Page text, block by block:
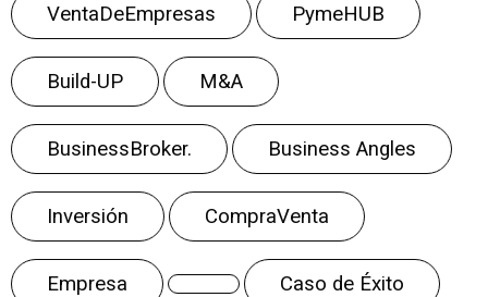
VentaDeEmpresas PymeHUB
Build-UP M&A
BusinessBroker. Business Angles
Inversión CompraVenta
Empresa Caso de Éxito